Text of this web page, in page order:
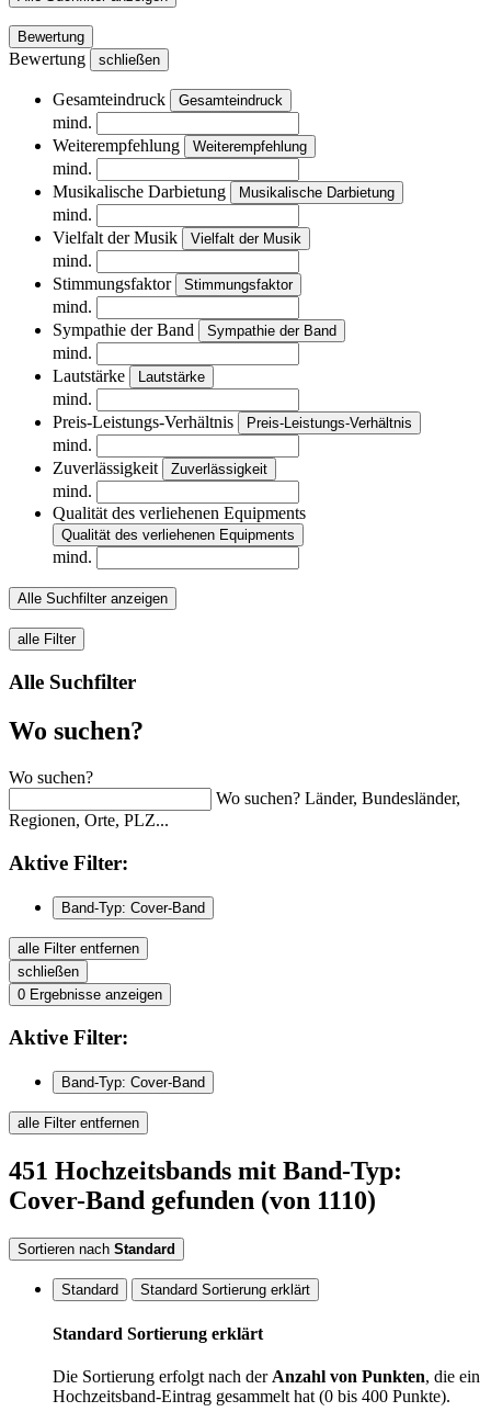
Bewertung
Bewertung schließen
Gesamteindruck Gesamteindruck
mind.
Weiterempfehlung
Weiterempfehlung
mind.
Musikalische Darbietung
Musikalische Darbietung
mind.
Vielfalt der Musik
Vielfalt der Musik
mind.
Stimmungsfaktor
Stimmungsfaktor
mind.
Sympathie der Band
Sympathie der Band
mind.
Lautstärke
Lautstärke
mind.
Preis-Leistungs-Verhältnis
Preis-Leistungs-Verhältnis
mind.
Zuverlässigkeit
Zuverlässigkeit
mind.
Qualität des verliehenen Equipments
Qualität des verliehenen Equipments
mind.
Alle Suchfilter anzeigen
alle Filter
Alle Suchfilter
Wo suchen?
Wo suchen?
Wo suchen? Länder, Bundesländer,
Regionen, Orte, PLZ...
Aktive Filter:
Band-Typ: Cover-Band
alle Filter entfernen
schließen
0 Ergebnisse anzeigen
Aktive Filter:
Band-Typ: Cover-Band
alle Filter entfernen
451 Hochzeitsbands mit Band-Typ:
Cover-Band gefunden (von 1110)
Sortieren nach Standard
Standard Standard Sortierung erklärt
Standard Sortierung erklärt
Die Sortierung erfolgt nach derAnzahl von Punkten, die ein
Hochzeitsband-Eintrag gesammelt hat (0 bis 400 Punkte).